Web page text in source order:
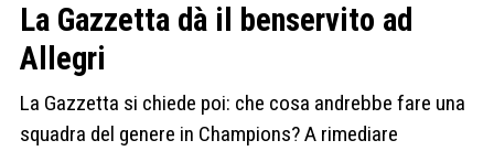
La Gazzetta dà il benservito ad
Allegri
La Gazzetta si chiede poi: che cosa andrebbe fare una
squadra del genere in Champions? A rimediare